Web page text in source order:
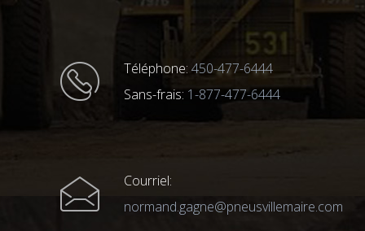
Téléphone: 450-477-6444
Sans-frais: 1-877-477-6444
Courriel:
normand.gagne@pneusvillemaire.com